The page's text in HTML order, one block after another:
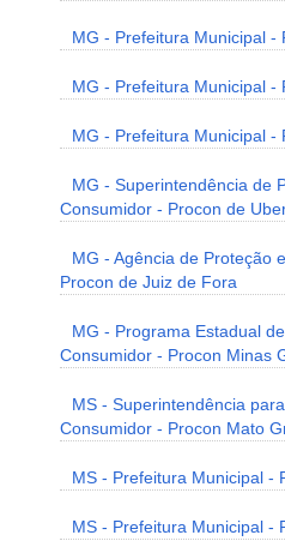
MG - Prefeitura Municipal -
MG - Prefeitura Municipal -
MG - Prefeitura Municipal -
MG - Superintendência de
Consumidor - Procon de
MG - Agência de Proteção
Procon de Juiz de Fora
MG - Programa Estadual
Consumidor - Procon Minas
MS - Superintendência
Consumidor - Procon Mato
MS - Prefeitura Municipal -
MS - Prefeitura Municipal -